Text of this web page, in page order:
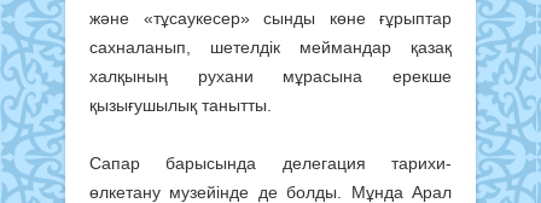
және «тұсаукесер» сынды көне ғұрыптар
сахналанып, шетелдік меймандар қазақ
халқының рухани мұрасына ерекше
қызығушылық танытты.
Сапар барысында делегация тарихи-
өлкетану музейінде де болды. Мұнда Арал